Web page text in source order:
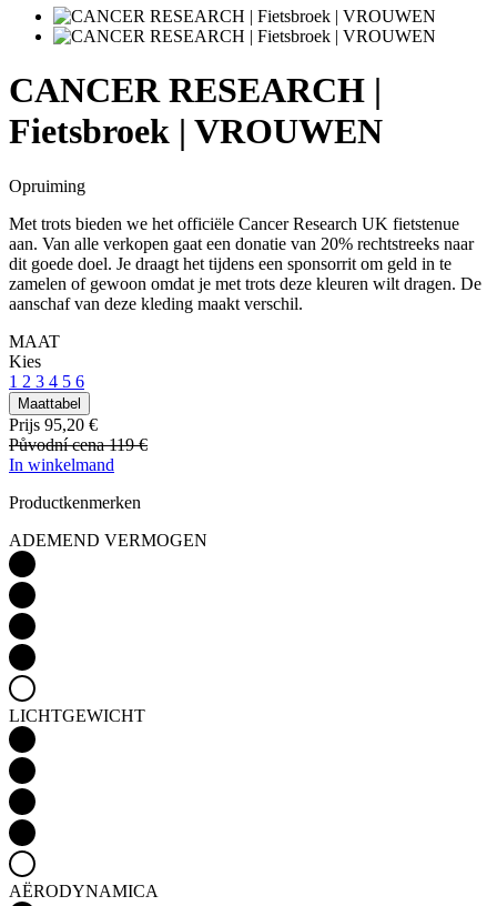
CANCER RESEARCH |
Fietsbroek | VROUWEN
Opruiming
Met trots bieden we het officiële Cancer Research UK fietstenue
aan. Van alle verkopen gaat een donatie van 20% rechtstreeks naar
dit goede doel. Je draagt het tijdens een sponsorrit om geld in te
zamelen of gewoon omdat je met trots deze kleuren wilt dragen. De
aanschaf van deze kleding maakt verschil.
MAAT
Kies
1 2 3 4 5 6
Maattabel
Prijs 95,20 €
Původní cena119 €
In winkelmand
Productkenmerken
ADEMEND VERMOGEN
LICHTGEWICHT
AËRODYNAMICA